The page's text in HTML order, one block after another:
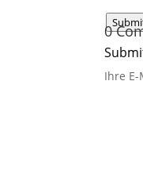
0
Ihre